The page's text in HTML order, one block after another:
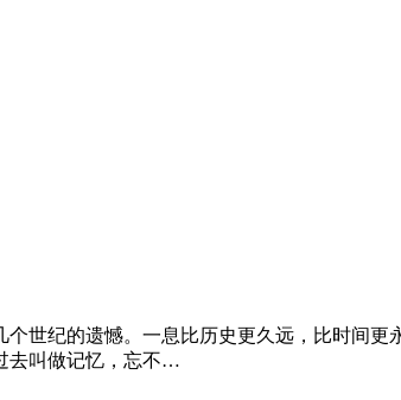
世纪的遗憾。一息比历史更久远，比时间
去叫做记忆，忘不…